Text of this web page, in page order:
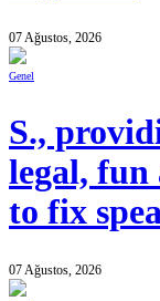
07 Ağustos, 2026
Genel
S.,
legal,
to fix
07 Ağustos, 2026